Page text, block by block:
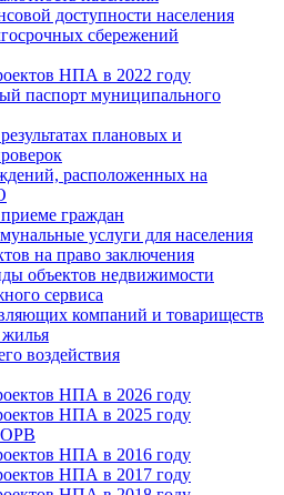
доступности населения
сбережений
НПА в 2022 году
паспорт муниципального
плановых и
расположенных на
граждан
услуги для населения
на право заключения
объектов недвижимости
сервиса
компаний и товариществ
жилья
воздействия
НПА в 2026 году
НПА в 2025 году
ОРВ
НПА в 2016 году
НПА в 2017 году